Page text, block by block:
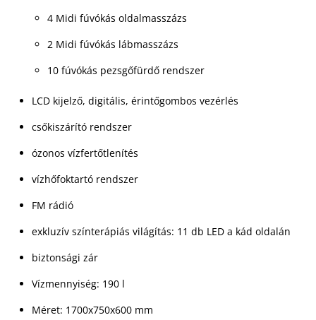
4 Midi fúvókás oldalmasszázs
2 Midi fúvókás lábmasszázs
10 fúvókás pezsgőfürdő rendszer
LCD kijelző, digitális, érintőgombos vezérlés
csőkiszárító rendszer
ózonos vízfertőtlenítés
vízhőfoktartó rendszer
FM rádió
exkluzív színterápiás világítás: 11 db LED a kád oldalán
biztonsági zár
Vízmennyiség: 190 l
Méret: 1700x750x600 mm